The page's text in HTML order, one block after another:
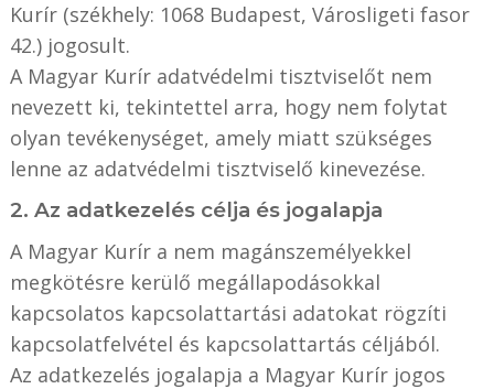
Kurír (székhely: 1068 Budapest, Városligeti fasor
42.) jogosult.
A Magyar Kurír adatvédelmi tisztviselőt nem
nevezett ki, tekintettel arra, hogy nem folytat
olyan tevékenységet, amely miatt szükséges
lenne az adatvédelmi tisztviselő kinevezése.
2. Az adatkezelés célja és jogalapja
A Magyar Kurír a nem magánszemélyekkel
megkötésre kerülő megállapodásokkal
kapcsolatos kapcsolattartási adatokat rögzíti
kapcsolatfelvétel és kapcsolattartás céljából.
Az adatkezelés jogalapja a Magyar Kurír jogos